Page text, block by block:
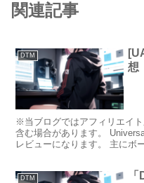
関連記事
DTM
想
※当ブログではアフィリエイ
含む場合があります。
レビューになります。 主にボ
DTM